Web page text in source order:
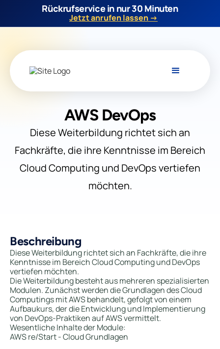
Rückrufservice in nur 30 Minuten
Jetzt anrufen lassen →
AWS DevOps
Diese Weiterbildung richtet sich an
Fachkräfte, die ihre Kenntnisse im Bereich
Cloud Computing und DevOps vertiefen
möchten.
Beschreibung
Diese Weiterbildung richtet sich an Fachkräfte, die ihre
Kenntnisse im Bereich Cloud Computing und DevOps
vertiefen möchten.
Die Weiterbildung besteht aus mehreren spezialisierten
Modulen. Zunächst werden die Grundlagen des Cloud
Computings mit AWS behandelt, gefolgt von einem
Aufbaukurs, der die Entwicklung und Implementierung
von DevOps-Praktiken auf AWS vermittelt.
Wesentliche Inhalte der Module:
AWS re/Start - Cloud Grundlagen